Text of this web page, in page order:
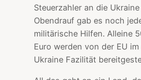
Steuerzahler an die
Obendrauf gab es noch
militärische Hilfen. Alleine
Euro werden von der EU
Ukraine Fazilität